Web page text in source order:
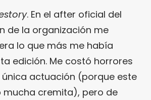
. En el after oficial del
de la organización me
lo que más me había
edición. Me costó horrores
única actuación (porque este
mucha cremita), pero de